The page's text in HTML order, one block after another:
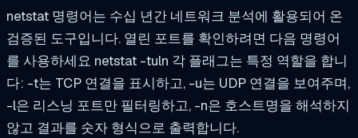
netstat 명령어는 수십 년간 네트워크 분석에 활용되어 온
검증된 도구입니다. 열린 포트를 확인하려면 다음 명령어
를 사용하세요 netstat -tuln 각 플래그는 특정 역할을 합니
다: -t는 TCP 연결을 표시하고, -u는 UDP 연결을 보여주며,
-l은 리스닝 포트만 필터링하고, -n은 호스트명을 해석하지
않고 결과를 숫자 형식으로 출력합니다.